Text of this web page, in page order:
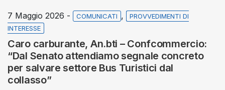
7 Maggio 2026 - COMUNICATI ,
PROVVEDIMENTI DI
INTERESSE
Caro carburante, An.bti – Confcommercio:
“Dal Senato attendiamo segnale concreto
per salvare settore Bus Turistici dal
collasso”